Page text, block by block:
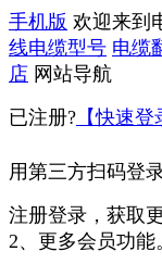
手机版 欢迎来到
线电缆型号 电缆
店 网站导航
已注册? 【快速登
用第三方扫码登
注册登录，获取
2、更多会员功能